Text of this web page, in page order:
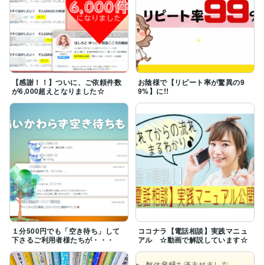
あれから約7,000件…
たくさんの方が、この想いを受け止めてくださったこと
に、心から感謝しています。
■安心してお話しください
家族や仲の良いお友達にさえ言えないことですから、最
初は簡単に言葉が出てこないかもしれません。
途中で声が詰まってお話しできない状況もでてくるでし
ょう。
でも、そんなことは気にしないでください。
ゆっくりと心が落ち着くまであなたの側に寄り添いま
す。
話したくなったらいつでもお電話ください。
そして心ゆくまで泣いてください。
あなたはもう、１人で頑張らなくてもいいんですヨ。
■ご利用について■
【感謝！！】ついに、ご依頼件数
が6,000超えとなりました☆
お陰様で【リピート率が驚異の9
9%】に!!
１分500円でも「空き待ち」して
下さるご利用者様たちが・・・
ココナラ【電話相談】実践マニュ
アル ☆動画で解説しています☆